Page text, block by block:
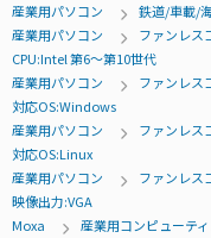
産業用パソコン 鉄道/車載/
産業用パソコン
ファンレス
CPU:Intel 第6～第10世代
産業用パソコン
ファンレス
対応OS:Windows
産業用パソコン
ファンレス
対応OS:Linux
産業用パソコン
ファンレス
映像出力:VGA
Moxa
産業用コンピューテ